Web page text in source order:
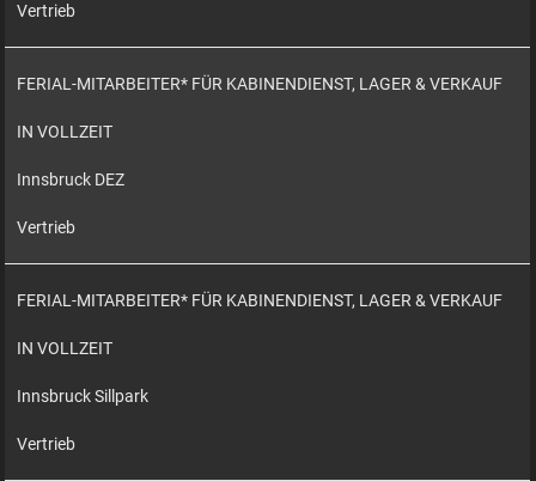
Vertrieb
FERIAL-MITARBEITER* FÜR KABINENDIENST, LAGER & VERKAUF
IN VOLLZEIT
Innsbruck DEZ
Vertrieb
FERIAL-MITARBEITER* FÜR KABINENDIENST, LAGER & VERKAUF
IN VOLLZEIT
Innsbruck Sillpark
Vertrieb